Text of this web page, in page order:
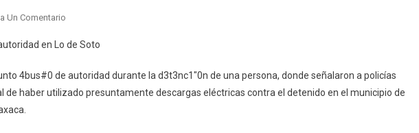
Un Comentario
Presunto
De
Autoridad
en Lo de Soto
4bus#0 de autoridad durante la d3t3nc1″0n de una persona, donde señalaron a policías
de haber utilizado presuntamente descargas eléctricas contra el detenido en el municipio de